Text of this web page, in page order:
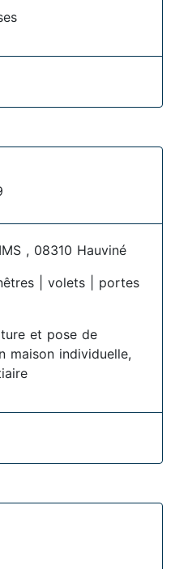
, 08310 Hauviné
| volets | portes
et pose de
maison individuelle,